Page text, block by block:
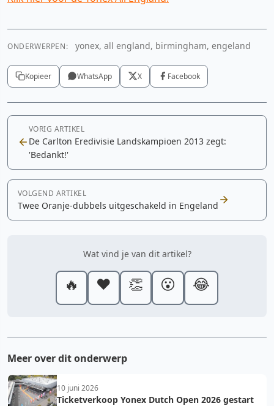
ONDERWERPEN: yonex, all england, birmingham, engeland
Kopieer WhatsApp X Facebook
VORIG ARTIKEL
De Carlton Eredivisie Landskampioen 2013 zegt:
'Bedankt!'
VOLGEND ARTIKEL
Twee Oranje-dubbels uitgeschakeld in Engeland
Wat vind je van dit artikel?
🔥 ❤️ 👏 😮 😂
Meer over dit onderwerp
10 juni 2026
Ticketverkoop Yonex Dutch Open 2026 gestart